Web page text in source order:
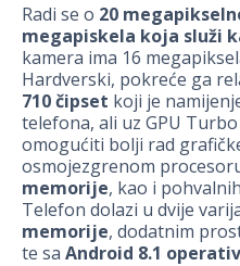
Radi se o 20
megapiskela koja služi
kamera ima 16
Hardverski, pokreće ga
710 čipset koji je
telefona, ali uz GPU
omogućiti bolji rad
osmojezgrenom
memorije, kao i pohvalnih
Telefon dolazi u dvije
memorije, dodatnim
te sa Android 8.1